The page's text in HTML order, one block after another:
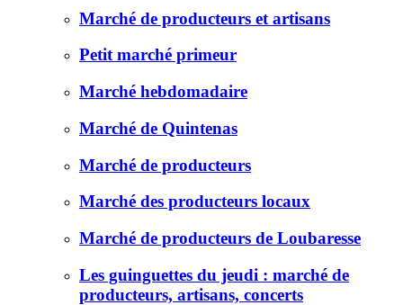
Marché de producteurs et artisans
Petit marché primeur
Marché hebdomadaire
Marché de Quintenas
Marché de producteurs
Marché des producteurs locaux
Marché de producteurs de Loubaresse
Les guinguettes du jeudi : marché de
producteurs, artisans, concerts